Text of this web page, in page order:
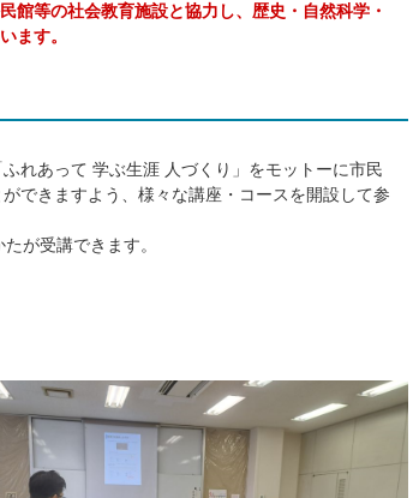
館等の社会教育施設と協力し、歴史・自然科学・
ます。
れあって 学ぶ生涯 人づくり」をモットーに市民
できますよう、様々な講座・コースを開設して参
が受講できます。